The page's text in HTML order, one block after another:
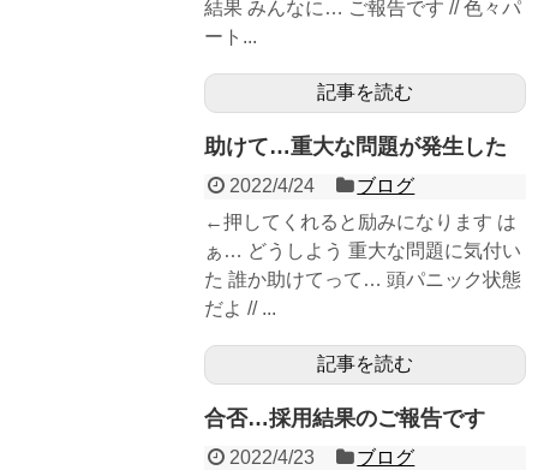
結果 みんなに… ご報告です // 色々パ
ート...
記事を読む
助けて…重大な問題が発生した
2022/4/24
ブログ
←押してくれると励みになります は
ぁ… どうしよう 重大な問題に気付い
た 誰か助けてって… 頭パニック状態
だよ // ...
記事を読む
合否…採用結果のご報告です
2022/4/23
ブログ